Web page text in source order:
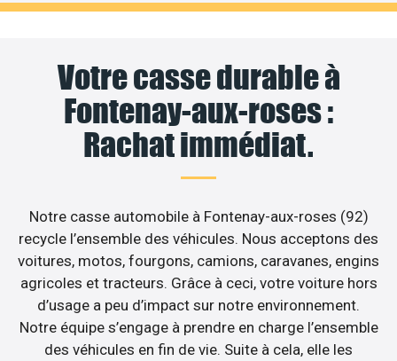
Votre casse durable à
Fontenay-aux-roses :
Rachat immédiat.
Notre casse automobile à Fontenay-aux-roses (92)
recycle l’ensemble des véhicules. Nous acceptons des
voitures, motos, fourgons, camions, caravanes, engins
agricoles et tracteurs. Grâce à ceci, votre voiture hors
d’usage a peu d’impact sur notre environnement.
Notre équipe s’engage à prendre en charge l’ensemble
des véhicules en fin de vie. Suite à cela, elle les